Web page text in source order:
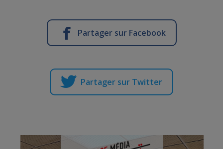
Partager sur Facebook
Partager sur Twitter